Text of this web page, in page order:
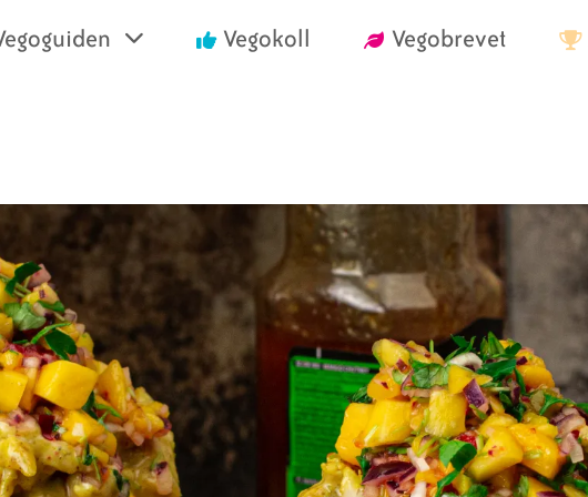
Vegokoll Vegobrevet
recept Vegansk mat i airfryer
vego Handla vego
konsumentlistor Vanliga frågor
certifieringar